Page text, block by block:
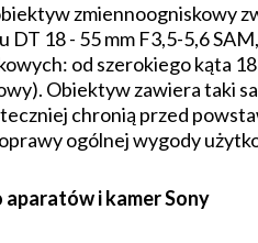
zmiennoogniskowy
DT 18 - 55 mm F3,5-5,6
od szerokiego kąta
Obiektyw zawiera taki
chronią przed
ogólnej wygody
i kamer Sony